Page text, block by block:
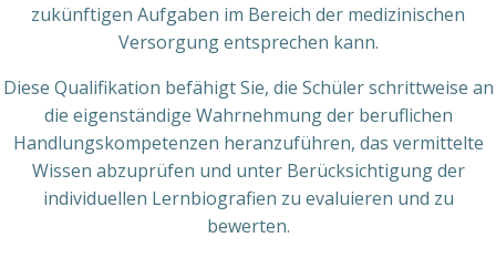
zukünftigen Aufgaben im Bereich der medizinischen
Versorgung entsprechen kann.
Diese Qualifikation befähigt Sie, die Schüler schrittweise an
die eigenständige Wahrnehmung der beruflichen
Handlungskompetenzen heranzuführen, das vermittelte
Wissen abzuprüfen und unter Berücksichtigung der
individuellen Lernbiografien zu evaluieren und zu
bewerten.